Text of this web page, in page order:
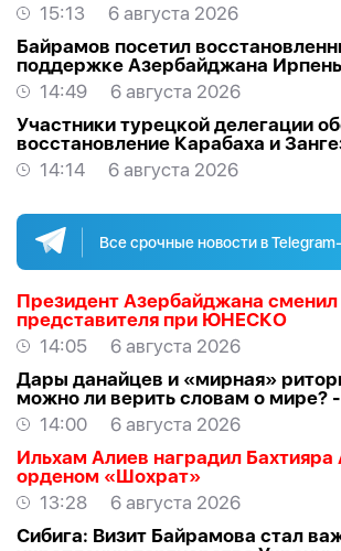
15:13
6 августа 2026
Байрамов посетил
поддержке Азербайджана Ирпень
14:49
6 августа 2026
Участники турецкой делегации
восстановление Карабаха и
коридор
14:14 6 августа 2026
Все срочные новости в
Президент Азербайджана сменил
представителя при ЮНЕСКО
14:05
6 августа 2026
Дары данайцев и «мирная»
можно ли верить словам о мире? -
14:00
6 августа 2026
Ильхам Алиев наградил Бахтияра
орденом «Шохрат»
13:28
6 августа 2026
Сибига: Визит Байрамова стал